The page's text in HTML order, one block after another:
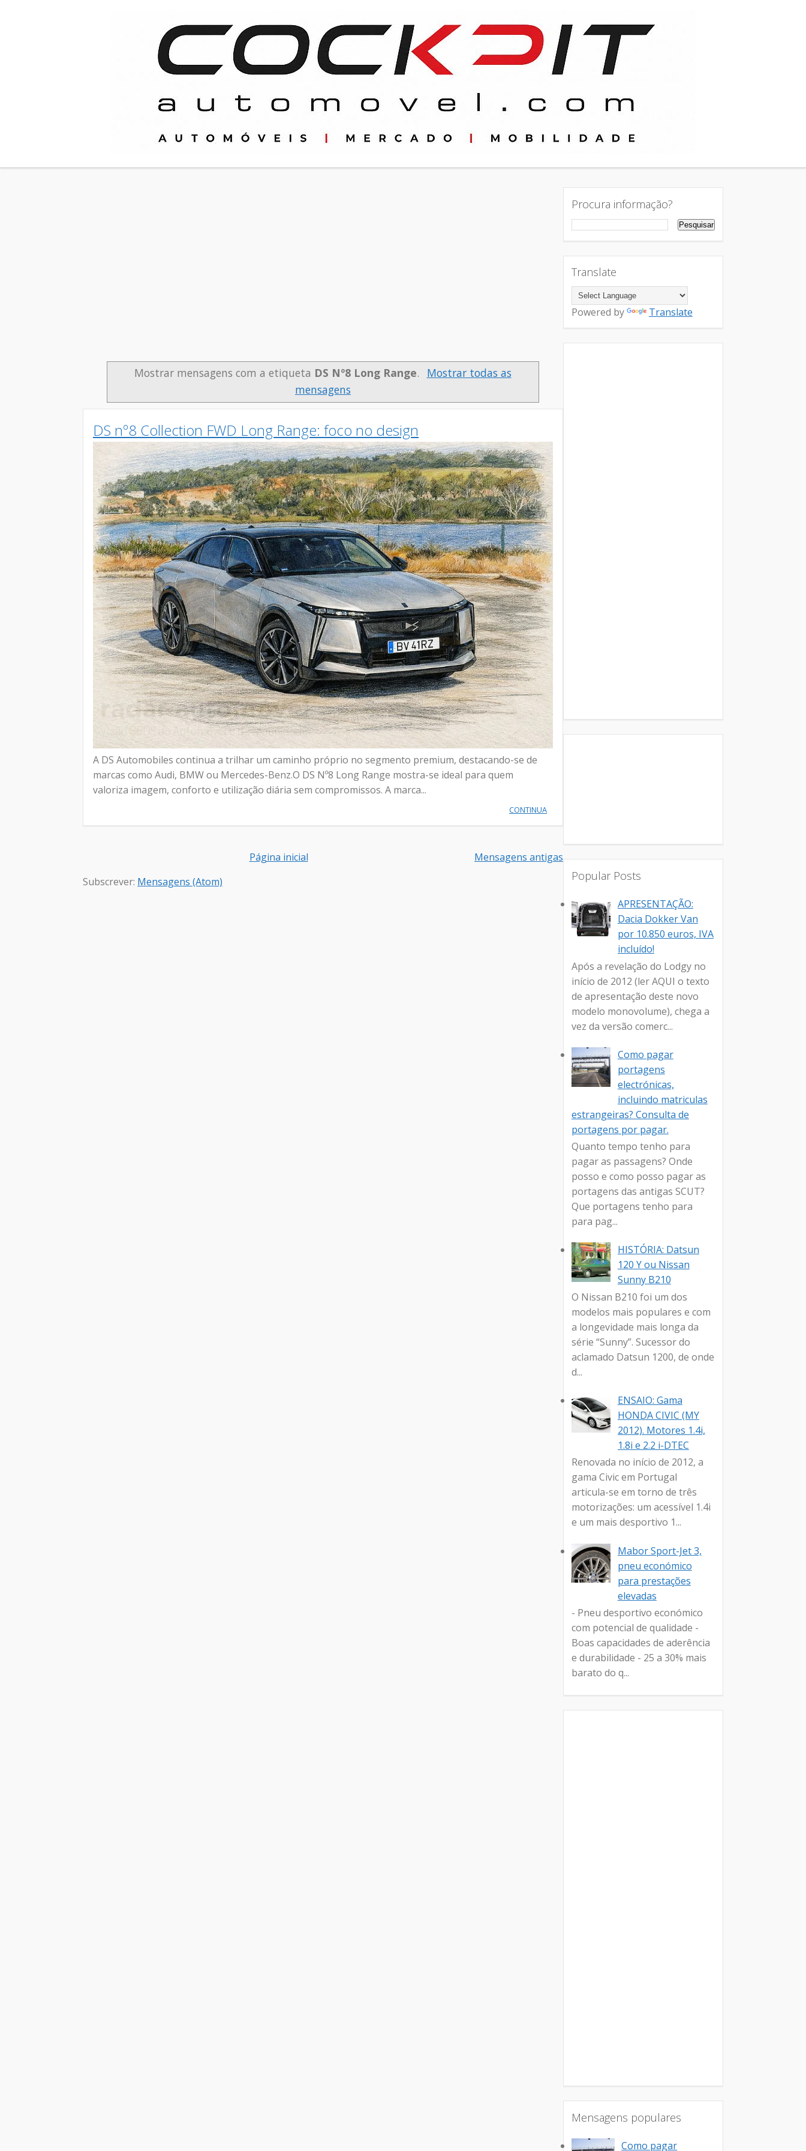
Mostrar mensagens com a etiqueta DS Nº8 Long Range.
Mostrar todas as
mensagens
DS nº8 Collection FWD Long Range: foco no design
A DS Automobiles continua a trilhar um caminho próprio no segmento premium, destacando-se de
marcas como Audi, BMW ou Mercedes-Benz.O DS Nº8 Long Range mostra-se ideal para quem
valoriza imagem, conforto e utilização diária sem compromissos. A marca...
CONTINUA
Mensagens antigas
Página inicial
Subscrever: Mensagens (Atom)
Procura informação?
Translate
Powered by Translate
Popular Posts
APRESENTAÇÃO:
Dacia Dokker Van
por 10.850 euros, IVA
incluído!
Após a revelação do Lodgy no
início de 2012 (ler AQUI o texto
de apresentação deste novo
modelo monovolume), chega a
vez da versão comerc...
Como pagar
portagens
electrónicas,
incluindo matriculas
estrangeiras? Consulta de
portagens por pagar.
Quanto tempo tenho para
pagar as passagens? Onde
posso e como posso pagar as
portagens das antigas SCUT?
Que portagens tenho para
para pag...
HISTÓRIA: Datsun
120 Y ou Nissan
Sunny B210
O Nissan B210 foi um dos
modelos mais populares e com
a longevidade mais longa da
série “Sunny”. Sucessor do
aclamado Datsun 1200, de onde
d...
ENSAIO: Gama
HONDA CIVIC (MY
2012). Motores 1.4i,
1.8i e 2.2 i-DTEC
Renovada no início de 2012, a
gama Civic em Portugal
articula-se em torno de três
motorizações: um acessível 1.4i
e um mais desportivo 1...
Mabor Sport-Jet 3,
pneu económico
para prestações
elevadas
- Pneu desportivo económico
com potencial de qualidade -
Boas capacidades de aderência
e durabilidade - 25 a 30% mais
barato do q...
Mensagens populares
Como pagar